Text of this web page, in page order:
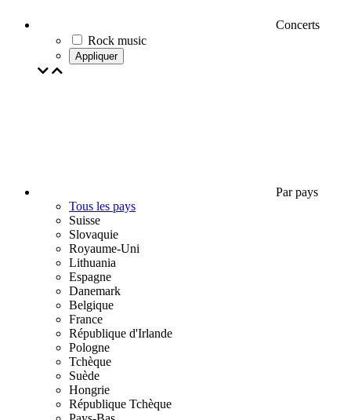
Concerts
Rock music
Appliquer
Par pays
Tous les pays
Suisse
Slovaquie
Royaume-Uni
Lithuania
Espagne
Danemark
Belgique
France
République d'Irlande
Pologne
Tchèque
Suède
Hongrie
République Tchèque